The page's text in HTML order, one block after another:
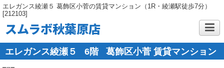
エレガンス綾瀬５ 葛飾区小菅の賃貸マンション（1R・綾瀬駅徒歩7分）
[212103]
スムラボ秋葉原店
エレガンス綾瀬５ 6階 葛飾区小菅 賃貸マンション